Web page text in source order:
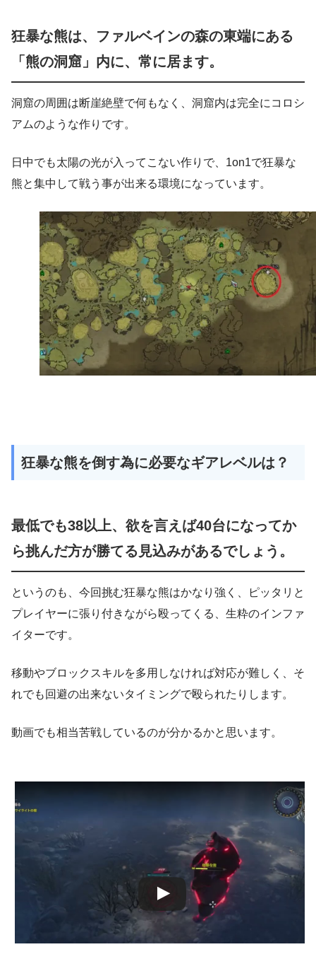
狂暴な熊は、ファルベインの森の東端にある
「熊の洞窟」内に、常に居ます。
洞窟の周囲は断崖絶壁で何もなく、洞窟内は完全にコロシ
アムのような作りです。
日中でも太陽の光が入ってこない作りで、1on1で狂暴な
熊と集中して戦う事が出来る環境になっています。
狂暴な熊を倒す為に必要なギアレベルは？
最低でも38以上、欲を言えば40台になってか
ら挑んだ方が勝てる見込みがあるでしょう。
というのも、今回挑む狂暴な熊はかなり強く、ピッタリと
プレイヤーに張り付きながら殴ってくる、生粋のインファ
イターです。
移動やブロックスキルを多用しなければ対応が難しく、そ
れでも回避の出来ないタイミングで殴られたりします。
動画でも相当苦戦しているのが分かるかと思います。